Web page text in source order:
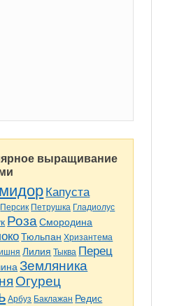
выращивание
Капуста
Персик Петрушка Гладиолус
Роза Смородина
Тюльпан Хризантема
Лилия Тыква Перец
Земляника
Огурец
Арбуз Баклажан Редис